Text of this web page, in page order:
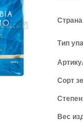
Тип
Сорт
Вес